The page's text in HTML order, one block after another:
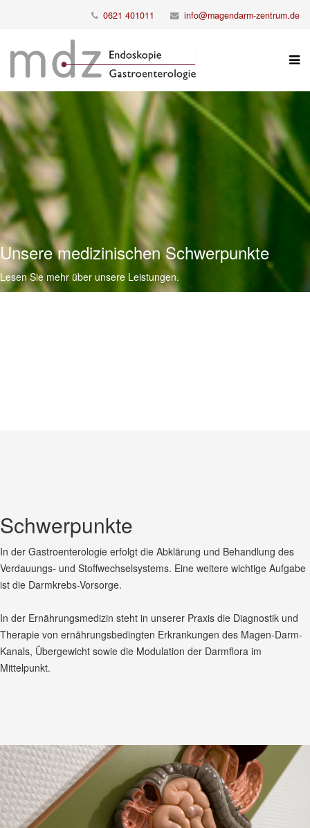
0621 401011 info@magendarm-zentrum.de
Unsere medizinischen Schwerpunkte
Lesen Sie mehr über unsere Leistungen.
Schwerpunkte
In der Gastroenterologie erfolgt die Abklärung und Behandlung des
Verdauungs- und Stoffwechselsystems. Eine weitere wichtige Aufgabe
ist die Darmkrebs-Vorsorge.
In der Ernährungsmedizin steht in unserer Praxis die Diagnostik und
Therapie von ernährungsbedingten Erkrankungen des Magen-Darm-
Kanals, Übergewicht sowie die Modulation der Darmflora im
Mittelpunkt.